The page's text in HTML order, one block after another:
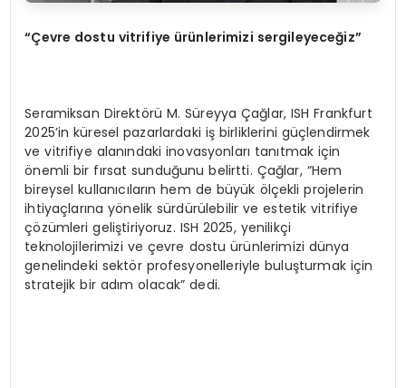
“Çevre dostu vitrifiye ürünlerimizi sergileyeceğiz”
Seramiksan Direktörü M. Süreyya Çağlar, ISH Frankfurt
2025’in küresel pazarlardaki iş birliklerini güçlendirmek
ve vitrifiye alanındaki inovasyonları tanıtmak için
önemli bir fırsat sunduğunu belirtti. Çağlar, “Hem
bireysel kullanıcıların hem de büyük ölçekli projelerin
ihtiyaçlarına yönelik sürdürülebilir ve estetik vitrifiye
çözümleri geliştiriyoruz. ISH 2025, yenilikçi
teknolojilerimizi ve çevre dostu ürünlerimizi dünya
genelindeki sektör profesyonelleriyle buluşturmak için
stratejik bir adım olacak” dedi.